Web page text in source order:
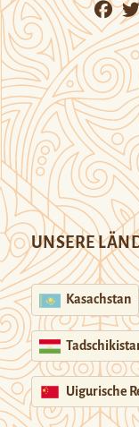
UNSERE
Kasachstan
Uigurische